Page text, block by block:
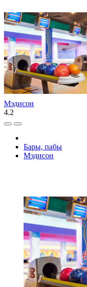
Мэдисон
4.2
Бары, пабы
Мэдисон